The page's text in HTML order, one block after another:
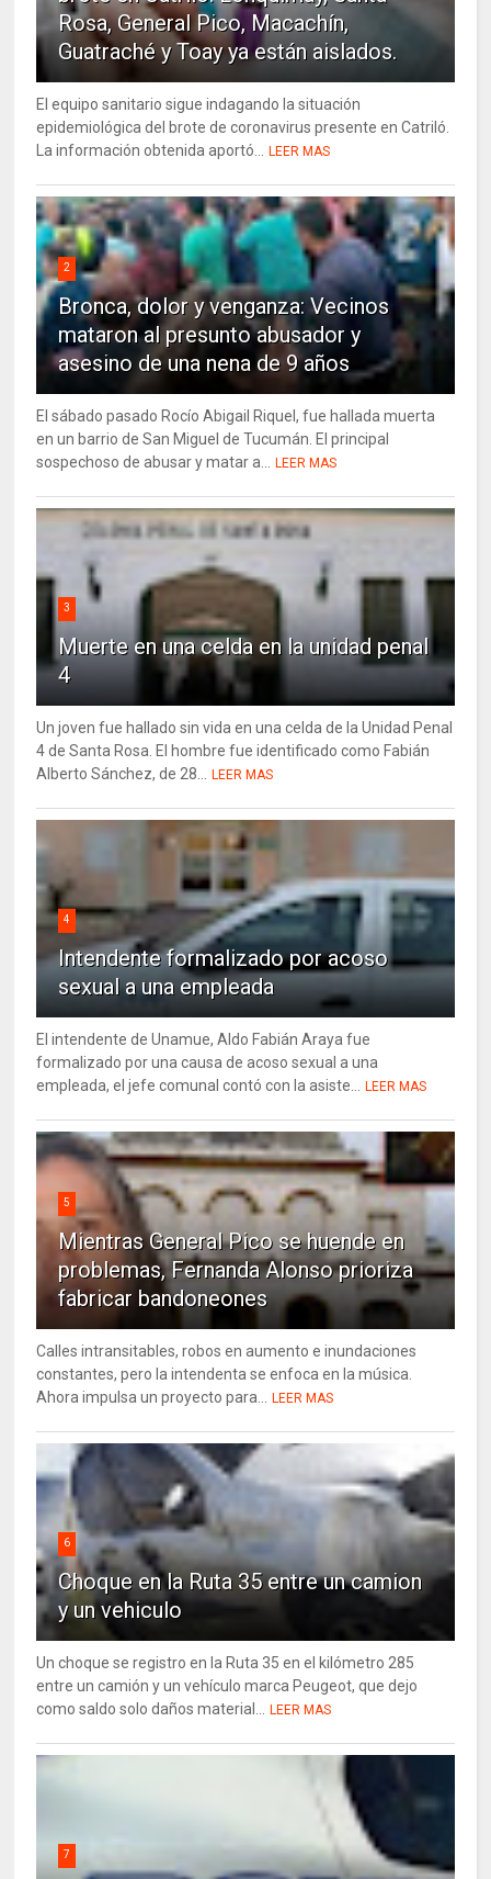
Rosa, General Pico, Macachín,
Guatraché y Toay ya están aislados.
El equipo sanitario sigue indagando la situación
epidemiológica del brote de coronavirus presente en Catriló.
La información obtenida aportó... LEER MAS
2
Bronca, dolor y venganza: Vecinos
mataron al presunto abusador y
asesino de una nena de 9 años
El sábado pasado Rocío Abigail Riquel, fue hallada muerta
en un barrio de San Miguel de Tucumán. El principal
sospechoso de abusar y matar a... LEER MAS
3
Muerte en una celda en la unidad penal
4
Un joven fue hallado sin vida en una celda de la Unidad Penal
4 de Santa Rosa. El hombre fue identificado como Fabián
Alberto Sánchez, de 28... LEER MAS
4
Intendente formalizado por acoso
sexual a una empleada
El intendente de Unamue, Aldo Fabián Araya fue
formalizado por una causa de acoso sexual a una
empleada, el jefe comunal contó con la asiste... LEER MAS
5
Mientras General Pico se huende en
problemas, Fernanda Alonso prioriza
fabricar bandoneones
Calles intransitables, robos en aumento e inundaciones
constantes, pero la intendenta se enfoca en la música.
Ahora impulsa un proyecto para... LEER MAS
6
Choque en la Ruta 35 entre un camion
y un vehiculo
Un choque se registro en la Ruta 35 en el kilómetro 285
entre un camión y un vehículo marca Peugeot, que dejo
como saldo solo daños material... LEER MAS
7